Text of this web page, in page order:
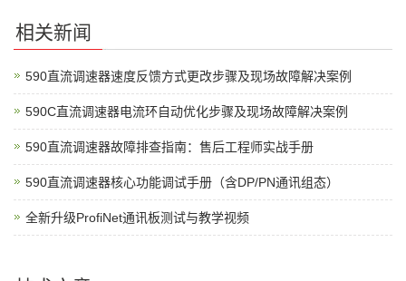
相关新闻
590直流调速器速度反馈方式更改步骤及现场故障解决案例
590C直流调速器电流环自动优化步骤及现场故障解决案例
590直流调速器故障排查指南：售后工程师实战手册
590直流调速器核心功能调试手册（含DP/PN通讯组态）
全新升级ProfiNet通讯板测试与教学视频